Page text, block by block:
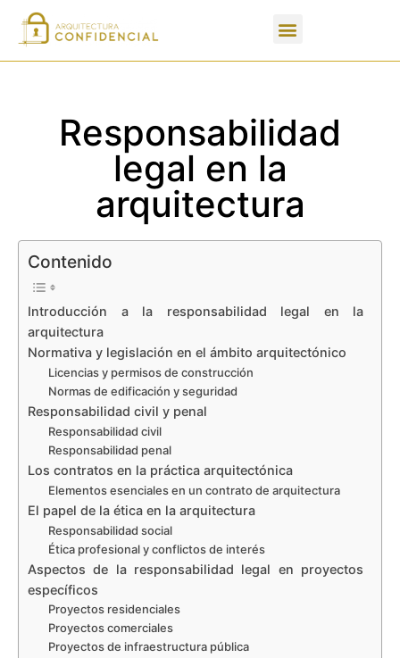
Responsabilidad
legal en la
arquitectura
Contenido
Introducción a la responsabilidad legal en la
arquitectura
Normativa y legislación en el ámbito arquitectónico
Licencias y permisos de construcción
Normas de edificación y seguridad
Responsabilidad civil y penal
Responsabilidad civil
Responsabilidad penal
Los contratos en la práctica arquitectónica
Elementos esenciales en un contrato de arquitectura
El papel de la ética en la arquitectura
Responsabilidad social
Ética profesional y conflictos de interés
Aspectos de la responsabilidad legal en proyectos
específicos
Proyectos residenciales
Proyectos comerciales
Proyectos de infraestructura pública